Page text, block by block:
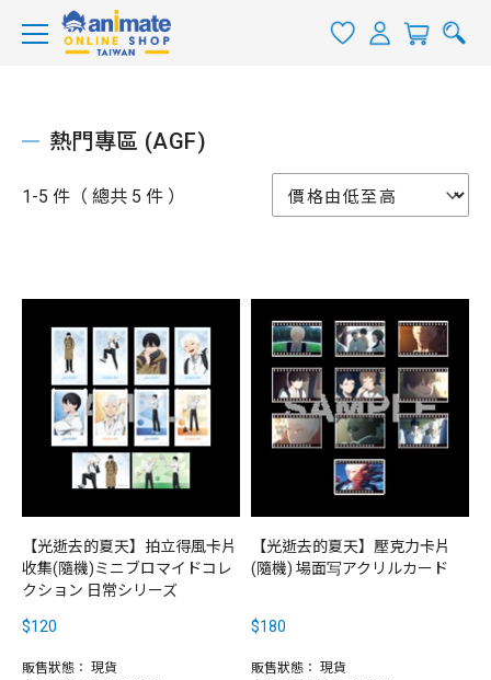
熱門專區 (AGF)
1-5 件（ 總共 5 件 ）
【光逝去的夏天】拍立得風卡片
收集(隨機)ミニブロマイドコレ
クション 日常シリーズ
$120
販售狀態： 現貨
【光逝去的夏天】壓克力卡片
(隨機) 場面写アクリルカード
$180
販售狀態： 現貨